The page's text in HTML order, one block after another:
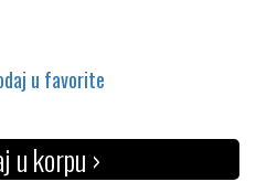
u favorite
u korpu ›